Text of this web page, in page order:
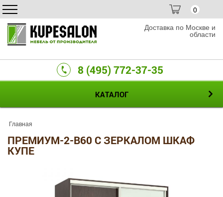
0
Доставка по Москве и
области
8 (495) 772-37-35
КАТАЛОГ
Главная
ПРЕМИУМ-2-B60 С ЗЕРКАЛОМ ШКАФ
КУПЕ